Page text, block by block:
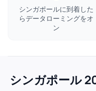
シンガポールに到着した
らデータローミングをオ
ン
シンガポール